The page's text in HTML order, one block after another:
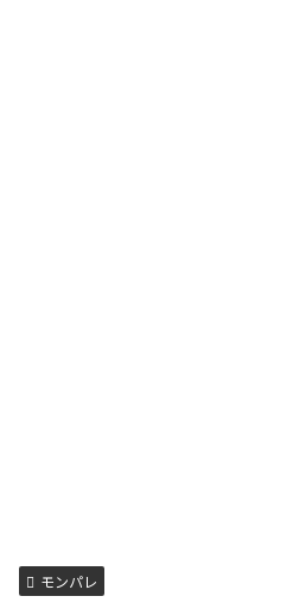
モンパレ